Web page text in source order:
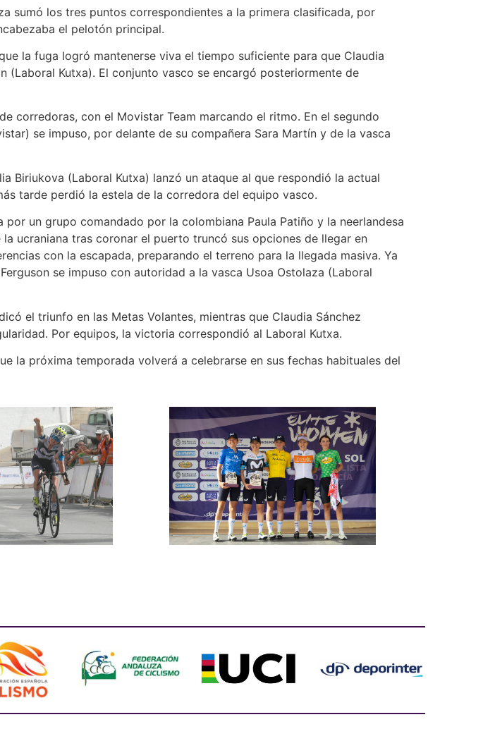
sumó los tres puntos correspondientes a la primera clasificada, por
el pelotón principal.
la fuga logró mantenerse viva el tiempo suficiente para que Claudia
(Laboral Kutxa). El conjunto vasco se encargó posteriormente de
corredoras, con el Movistar Team marcando el ritmo. En el segundo
se impuso, por delante de su compañera Sara Martín y de la vasca
Biriukova (Laboral Kutxa) lanzó un ataque al que respondió la actual
tarde perdió la estela de la corredora del equipo vasco.
un grupo comandado por la colombiana Paula Patiño y la neerlandesa
ucraniana tras coronar el puerto truncó sus opciones de llegar en
con la escapada, preparando el terreno para la llegada masiva. Ya
se impuso con autoridad a la vasca Usoa Ostolaza (Laboral
el triunfo en las Metas Volantes, mientras que Claudia Sánchez
Por equipos, la victoria correspondió al Laboral Kutxa.
la próxima temporada volverá a celebrarse en sus fechas habituales del